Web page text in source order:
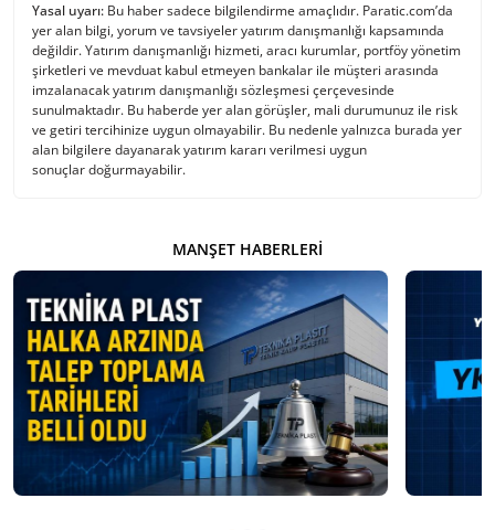
Yasal uyarı: Bu haber sadece bilgilendirme amaçlıdır. Paratic.com’da
yer alan bilgi, yorum ve tavsiyeler yatırım danışmanlığı kapsamında
değildir. Yatırım danışmanlığı hizmeti, aracı kurumlar, portföy yönetim
şirketleri ve mevduat kabul etmeyen bankalar ile müşteri arasında
imzalanacak yatırım danışmanlığı sözleşmesi çerçevesinde
sunulmaktadır. Bu haberde yer alan görüşler, mali durumunuz ile risk
ve getiri tercihinize uygun olmayabilir. Bu nedenle yalnızca burada yer
alan bilgilere dayanarak yatırım kararı verilmesi uygun
sonuçlar doğurmayabilir.
MANŞET HABERLERI